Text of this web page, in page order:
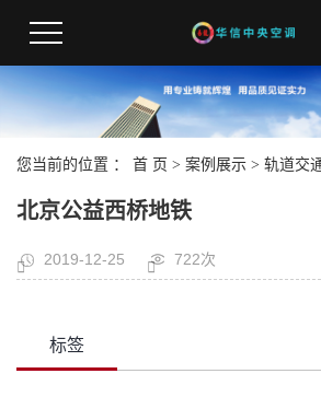
您当前的位置 ： 首 页 > 案例展示 > 轨道交
北京公益西桥地铁
2019-12-25 722次
标签